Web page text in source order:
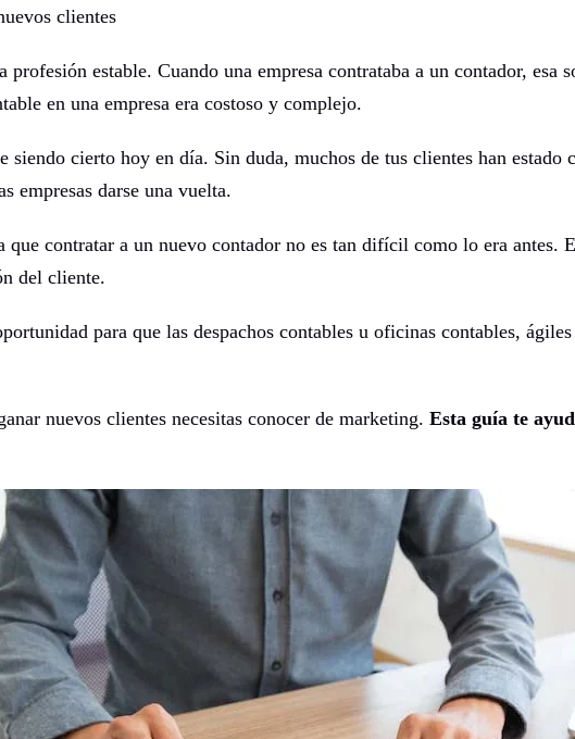
clientes
estable. Cuando una empresa contrataba a un contador, esa
en una empresa era costoso y complejo.
siendo cierto hoy en día. Sin duda, muchos de tus clientes han estado
empresas darse una vuelta.
que contratar a un nuevo contador no es tan difícil como lo era antes.
del cliente.
para que las despachos contables u oficinas contables,
nuevos clientes necesitas conocer de marketing. Esta guía te